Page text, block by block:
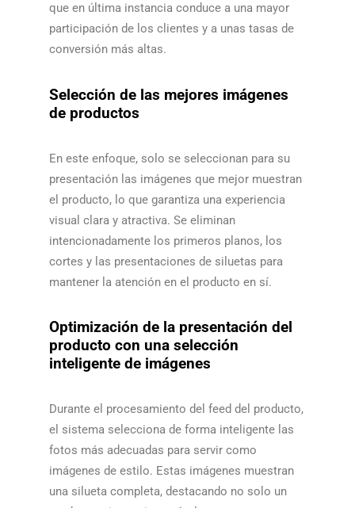
que en última instancia conduce a una mayor
participación de los clientes y a unas tasas de
conversión más altas.​​
Selección de las mejores imágenes
de productos
En este enfoque, solo se seleccionan para su
presentación las imágenes que mejor muestran
el producto, lo que garantiza una experiencia
visual clara y atractiva. Se eliminan
intencionadamente los primeros planos, los
cortes y las presentaciones de siluetas para
mantener la atención en el producto en sí.​​
Optimización de la presentación del
producto con una selección
inteligente de imágenes
Durante el procesamiento del feed del producto,
el sistema selecciona de forma inteligente las
fotos más adecuadas para servir como
imágenes de estilo. Estas imágenes muestran
una silueta completa, destacando no solo un